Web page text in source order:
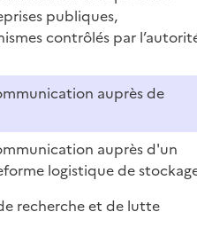
publiques,
contrôlés par
auprès de
auprès d'un
logistique de
recherche et de lutte